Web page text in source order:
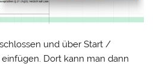
und über Start /
Dort kann man dann